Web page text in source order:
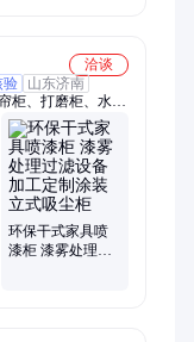
洽谈
验
山东济南
柜、打磨柜、水帘
、布袋脉冲除尘器
环保干式家具喷
漆柜 漆雾处理过